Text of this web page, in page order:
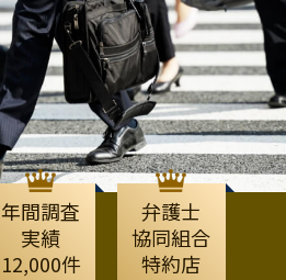
年間調査
実績
12,000件
弁護士
協同組合
特約店